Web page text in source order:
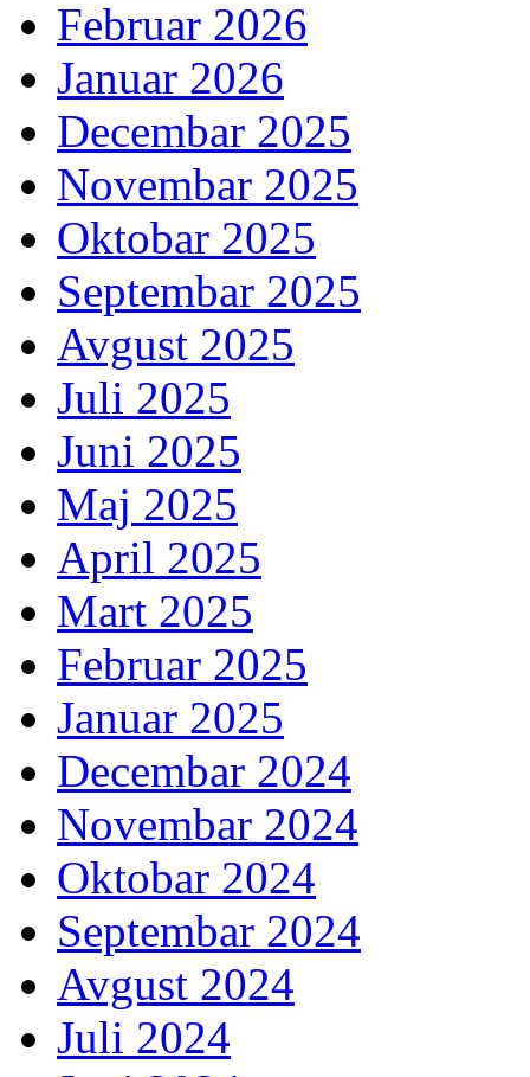
Februar 2026
Januar 2026
Decembar 2025
Novembar 2025
Oktobar 2025
Septembar 2025
Avgust 2025
Juli 2025
Juni 2025
Maj 2025
April 2025
Mart 2025
Februar 2025
Januar 2025
Decembar 2024
Novembar 2024
Oktobar 2024
Septembar 2024
Avgust 2024
Juli 2024